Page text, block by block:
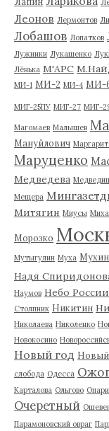
Леонов Лермонтов Ли
Лобашов Лопатков
Лужники Лукашенко
Лёнька М'АРС
МИ-1 МИ-2 МИ-4 МИ-
МИГ-25ПУ МИГ-27 МИГ-
Магомаев Малышев
Мануйлович
Маруценко
Медведева
Мещера
Митягин Миусы
Морозко
Мутыгулин Муха Мухин
Надя
Наумов Небо России
Столпник Никитин
Николаева Николенко
Новокосино
Новый год Новый
слобода Одесса
Карталова Ольгово
Очеретный
Парамоновский овраг